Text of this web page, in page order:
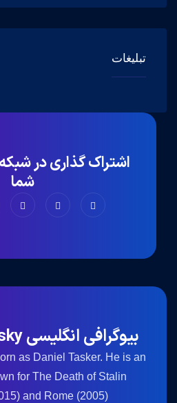
تبلیغات
اشتراک گذاری در
شما
بیوگرافی انگلیسی Daniel Tatarsky
as Daniel Tasker. He is an
for The Death of Stalin
and Rome (2005).